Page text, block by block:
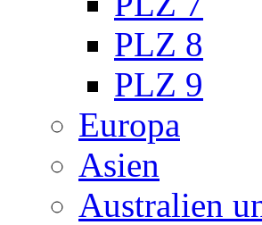
PLZ 8
PLZ 9
Europa
Asien
Australien